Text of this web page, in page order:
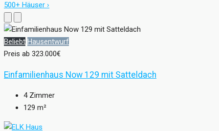
500+ Häuser ›
Beliebt Hausentwurf
Preis ab 323.000€
Einfamilienhaus Now 129 mit Satteldach
4 Zimmer
129 m²